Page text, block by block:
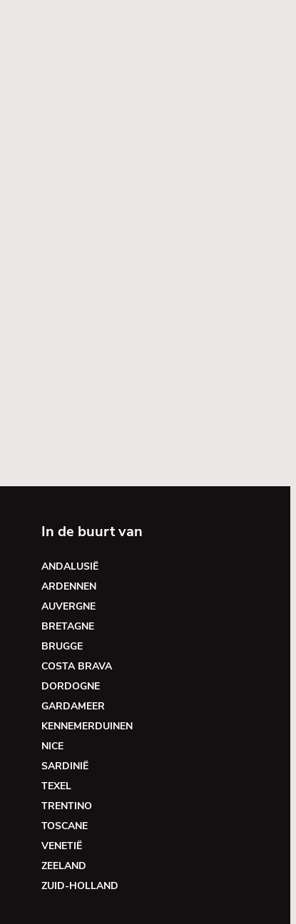
In de buurt van
ANDALUSIË
ARDENNEN
AUVERGNE
BRETAGNE
BRUGGE
COSTA BRAVA
DORDOGNE
GARDAMEER
KENNEMERDUINEN
NICE
SARDINIË
TEXEL
TRENTINO
TOSCANE
VENETIË
ZEELAND
ZUID-HOLLAND